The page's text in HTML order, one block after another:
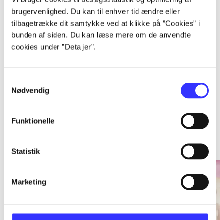
brugervenlighed. Du kan til enhver tid ændre eller
tilbagetrække dit samtykke ved at klikke på ”Cookies” i
bunden af siden. Du kan læse mere om de anvendte
cookies under ”Detaljer”.
Nødvendig
Funktionelle
Statistik
Marketing
...
En shopaholic